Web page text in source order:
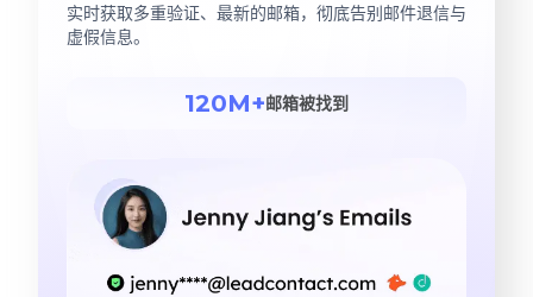
实时获取多重验证、最新的邮箱，彻底告别邮件退信与
虚假信息。
120M+邮箱被找到